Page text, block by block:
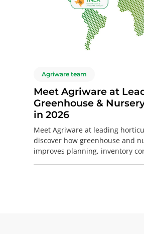
Agriware team
Meet Agriware at
Greenhouse &
in 2026
Meet Agriware at leading
discover how greenhouse and
improves planning, inventory